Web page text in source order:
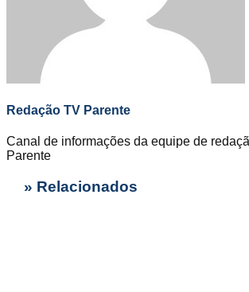
Redação TV Parente
Canal de informações da equipe de
Parente
» Relacionados